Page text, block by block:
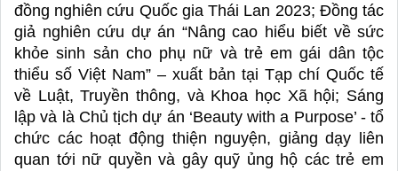
đồng nghiên cứu Quốc gia Thái Lan 2023; Đồng tác
giả nghiên cứu dự án “Nâng cao hiểu biết về sức
khỏe sinh sản cho phụ nữ và trẻ em gái dân tộc
thiểu số Việt Nam” – xuất bản tại Tạp chí Quốc tế
về Luật, Truyền thông, và Khoa học Xã hội; Sáng
lập và là Chủ tịch dự án ‘Beauty with a Purpose’ - tổ
chức các hoạt động thiện nguyện, giảng dạy liên
quan tới nữ quyền và gây quỹ ủng hộ các trẻ em